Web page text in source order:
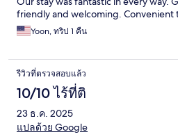
friendly and welcoming. Convenient
Yoon, ทริป 1 คืน
รีวิวที่ตรวจสอบแล้ว
10/10 ไร้ที่ติ
23 ธ.ค. 2025
แปลด้วย Google